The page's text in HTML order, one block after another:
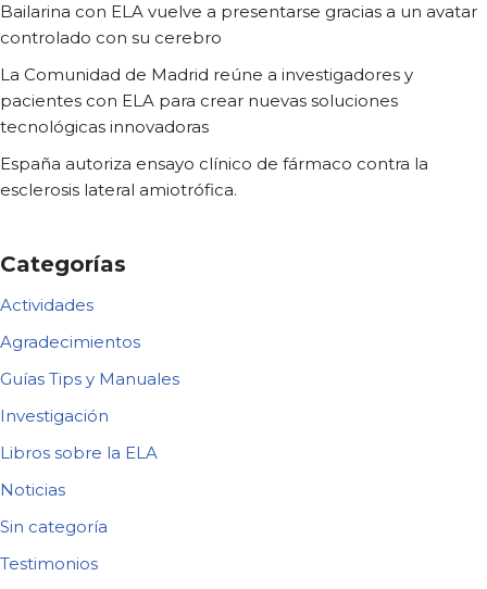
Bailarina con ELA vuelve a presentarse gracias a un avatar
controlado con su cerebro
La Comunidad de Madrid reúne a investigadores y
pacientes con ELA para crear nuevas soluciones
tecnológicas innovadoras
España autoriza ensayo clínico de fármaco contra la
esclerosis lateral amiotrófica.
Categorías
Actividades
Agradecimientos
Guías Tips y Manuales
Investigación
Libros sobre la ELA
Noticias
Sin categoría
Testimonios